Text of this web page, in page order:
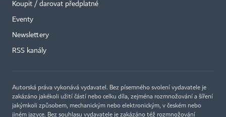
Koupit / darovat předplatné
Eventy
Newslettery
RSS kanály
Autorská práva vykonává vydavatel. Bez písemného svolení vydavatele je
zakázáno jakékoli užití částí nebo celku díla, zejména rozmnožování a šíření
jakýmkoli způsobem, mechanickým nebo elektronickým, v českém nebo
jiném jazyce. Bez souhlasu vydavatele je zakázáno též rozmnožování